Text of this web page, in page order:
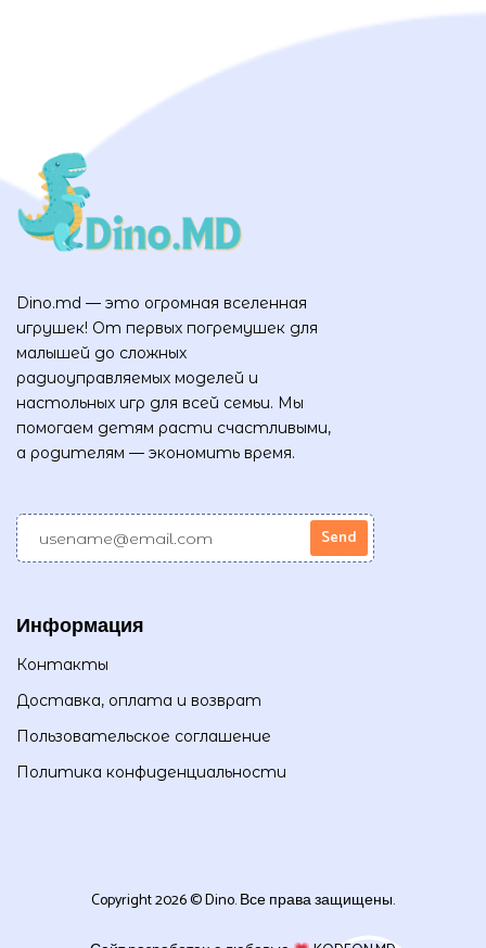
Dino.md — это огромная вселенная
игрушек! От первых погремушек для
малышей до сложных
радиоуправляемых моделей и
настольных игр для всей семьи. Мы
помогаем детям расти счастливыми,
а родителям — экономить время.
Информация
Контакты
Доставка, оплата и возврат
Пользовательское соглашение
Политика конфиденциальности
Copyright 2026 © Dino. Все права защищены.